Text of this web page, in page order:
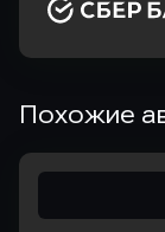
Похожие